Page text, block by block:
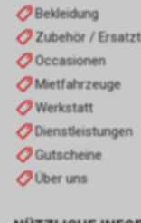
Bekleidung
Zubehör /
Occasionen
Mietfahrzeuge
Werkstatt
Dienstleistungen
Gutscheine
Über uns